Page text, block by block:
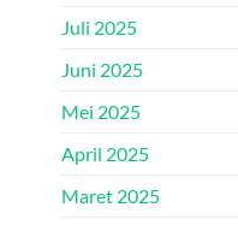
Juli 2025
Juni 2025
Mei 2025
April 2025
Maret 2025